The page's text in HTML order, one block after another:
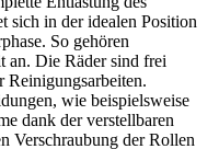
sich in der idealen Position
So gehören
an. Die Räder sind frei
Reinigungsarbeiten.
wie beispielsweise
dank der verstellbaren
Verschraubung der Rollen